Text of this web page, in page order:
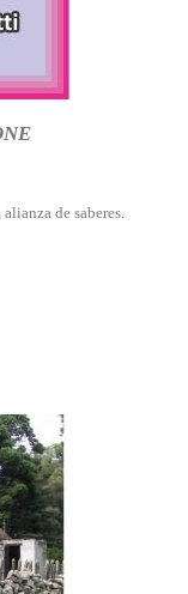
de saberes.